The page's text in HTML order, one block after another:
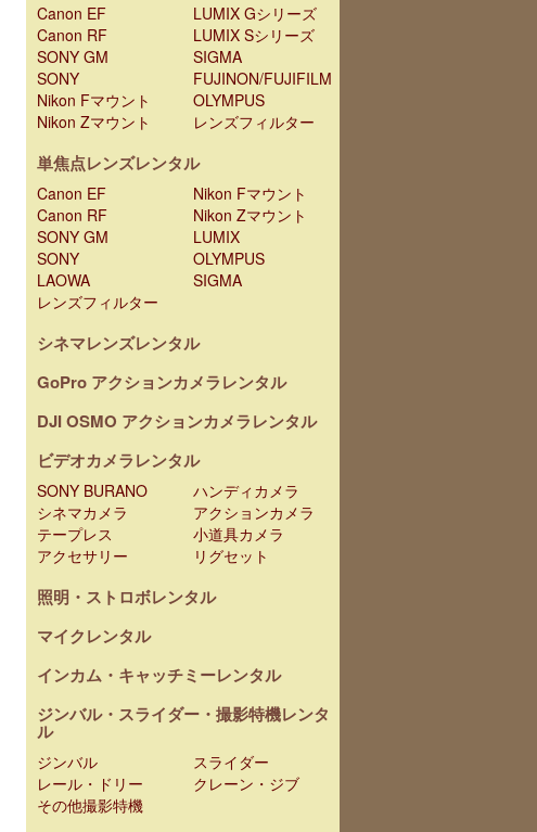
Canon EF
LUMIX Gシリーズ
Canon RF
LUMIX Sシリーズ
SONY GM
SIGMA
SONY
FUJINON/FUJIFILM
Nikon Fマウント
OLYMPUS
Nikon Zマウント
レンズフィルター
単焦点レンズレンタル
Canon EF
Nikon Fマウント
Canon RF
Nikon Zマウント
SONY GM
LUMIX
SONY
OLYMPUS
LAOWA
SIGMA
レンズフィルター
シネマレンズレンタル
GoPro アクションカメラレンタル
DJI OSMO アクションカメラレンタル
ビデオカメラレンタル
SONY BURANO
ハンディカメラ
シネマカメラ
アクションカメラ
テープレス
小道具カメラ
アクセサリー
リグセット
照明・ストロボレンタル
マイクレンタル
インカム・キャッチミーレンタル
ジンバル・スライダー・撮影特機レンタ
ル
ジンバル
スライダー
レール・ドリー
クレーン・ジブ
その他撮影特機